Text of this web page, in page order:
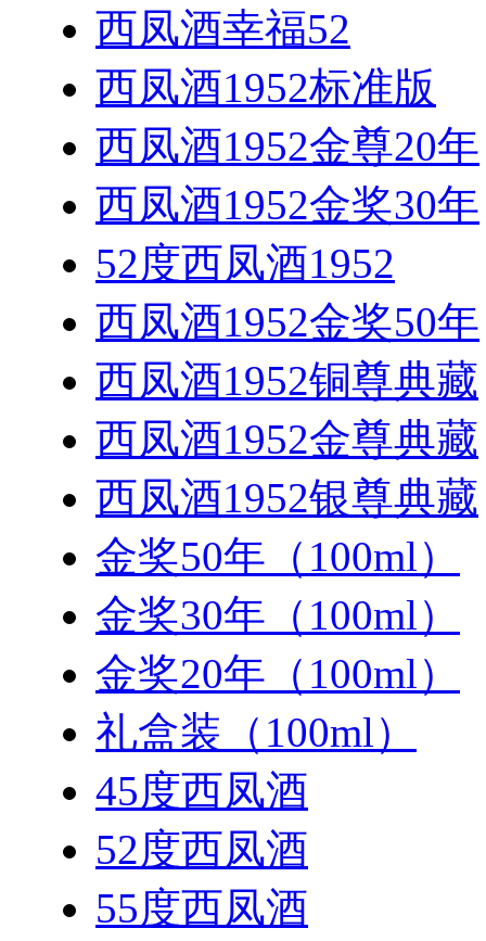
西凤酒幸福52
西凤酒1952标准版
西凤酒1952金尊20年
西凤酒1952金奖30年
52度西凤酒1952
西凤酒1952金奖50年
西凤酒1952铜尊典藏
西凤酒1952金尊典藏
西凤酒1952银尊典藏
金奖50年（100ml）
金奖30年（100ml）
金奖20年（100ml）
礼盒装（100ml）
45度西凤酒
52度西凤酒
55度西凤酒